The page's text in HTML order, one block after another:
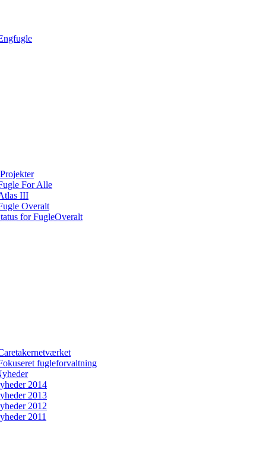
Projekter
For Alle
III
Overalt
for FugleOveralt
fugleforvaltning
2014
2013
2012
2011